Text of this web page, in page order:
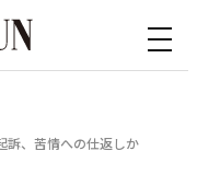
、苦情への仕返しか